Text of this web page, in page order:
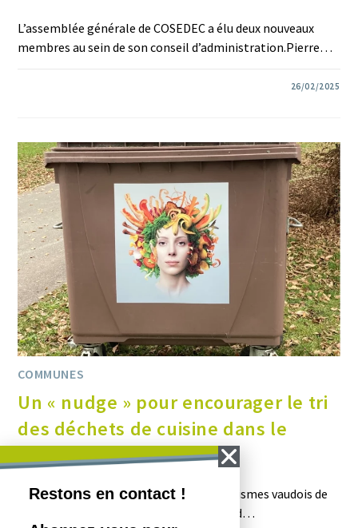
L’assemblée générale de COSEDEC a élu deux nouveaux
membres au sein de son conseil d’administration.Pierre…
26/02/2025
COMMUNES
Un « nudge » pour encourager le tri
des déchets de cuisine dans le
canton de Vaud
La campagne responsables.ch des organismes vaudois de
gestion des déchets et du Canton de Vaud…